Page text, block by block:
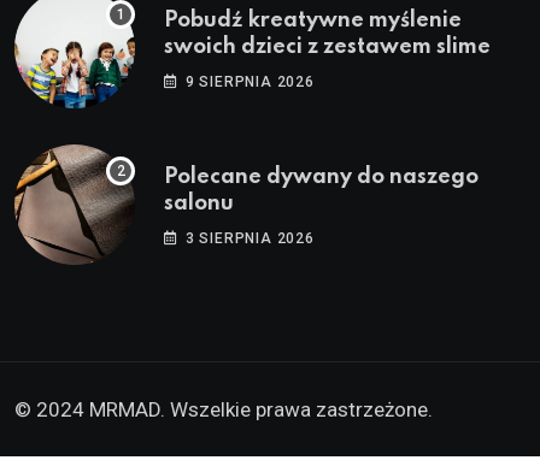
Pobudź kreatywne myślenie
swoich dzieci z zestawem slime
9 SIERPNIA 2026
Polecane dywany do naszego
salonu
3 SIERPNIA 2026
© 2024 MRMAD. Wszelkie prawa zastrzeżone.